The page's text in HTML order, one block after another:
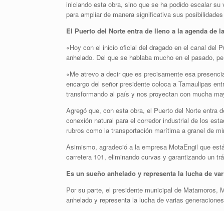
iniciando esta obra, sino que se ha podido escalar
para ampliar de manera significativa sus
El Puerto del Norte entra de lleno a la agenda de
«Hoy con el inicio oficial del dragado en el canal del
anhelado. Del que se hablaba mucho en el pasado,
«Me atrevo a decir que es precisamente esa
encargo del señor presidente coloca a Tamaulipas
transformando al país y nos proyectan con mucha
Agregó que, con esta obra, el Puerto del Norte entra
conexión natural para el corredor industrial de los
rubros como la transportación marítima a granel de
Asimismo, agradeció a la empresa MotaEngil que
carretera 101, eliminando curvas y garantizando un
Es un sueño anhelado y representa la lucha de
Por su parte, el presidente municipal de Matamoros,
anhelado y representa la lucha de varias